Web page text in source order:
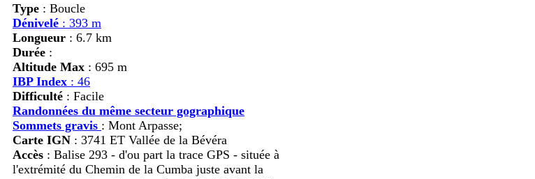
Type : Boucle
Dénivelé : 393 m
Longueur : 6.7 km
Durée :
Altitude Max : 695 m
IBP Index : 46
Difficulté : Facile
Randonnées du même secteur gographique
Sommets gravis : Mont Arpasse;
Carte IGN : 3741 ET Vallée de la Bévéra
Accès : Balise 293 - d'ou part la trace GPS - située à
l'extrémité du Chemin de la Cumba juste avant la